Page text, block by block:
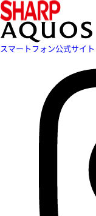
スマートフォン公式サイト